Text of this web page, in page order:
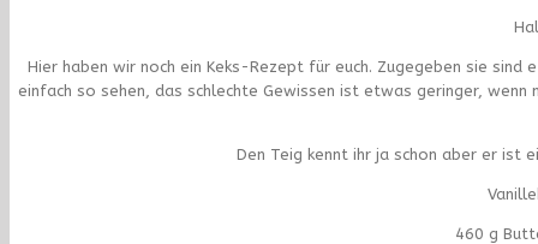
Hier haben wir noch ein Keks-Rezept für euch. Zugegeben sie
einfach so sehen, das schlechte Gewissen ist etwas geringer, wenn
Den Teig kennt ihr ja schon aber er ist
460 g